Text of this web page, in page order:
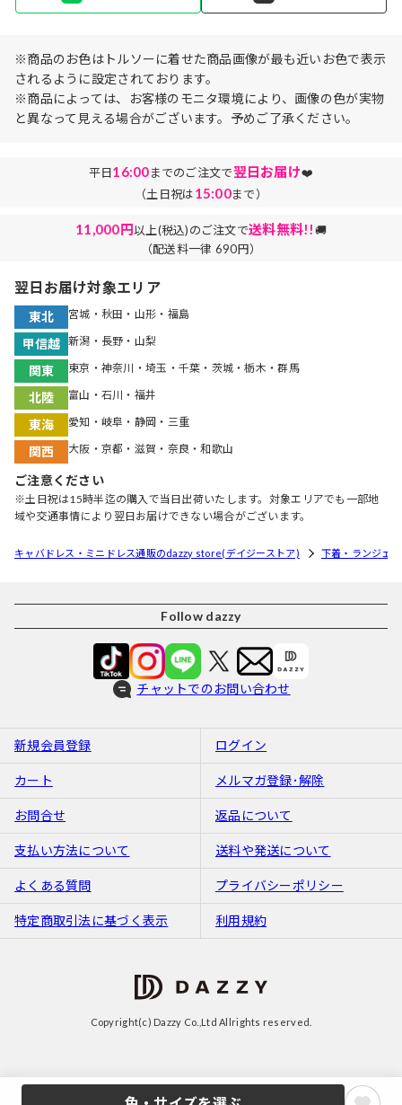
※商品のお色はトルソーに着せた商品画像が最も近いお色で表示
されるように設定されております。
※商品によっては、お客様のモニタ環境により、画像の色が実物
と異なって見える場合がございます。予めご了承ください。
平日16:00までのご注文で翌日お届け❤️
（土日祝は15:00まで）
11,000円以上(税込)のご注文で送料無料!!🚚
（配送料一律 690円）
翌日お届け対象エリア
東北 宮城・秋田・山形・福島
甲信越 新潟・長野・山梨
関東 東京・神奈川・埼玉・千葉・茨城・栃木・群馬
北陸 富山・石川・福井
東海 愛知・岐阜・静岡・三重
関西 大阪・京都・滋賀・奈良・和歌山
ご注意ください
※土日祝は15時半迄の購入で当日出荷いたします。対象エリアでも一部地
域や交通事情により翌日お届けできない場合がございます。
キャバドレス・ミニドレス通販のdazzy store(デイジーストア) 下着・ランジェ
Follow dazzy
チャットでのお問い合わせ
新規会員登録 ログイン
カート メルマガ登録･解除
お問合せ 返品について
支払い方法について 送料や発送について
よくある質問 プライバシーポリシー
特定商取引法に基づく表示 利用規約
Copyright(c) Dazzy Co.,Ltd Allrights reserved.